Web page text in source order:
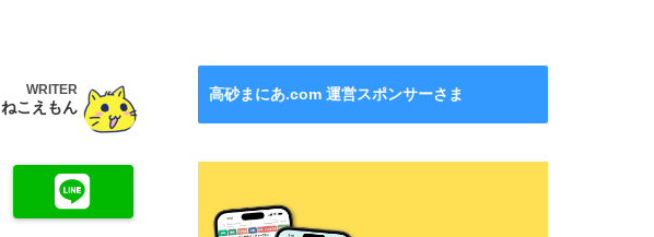
WRITER
ねこえもん
高砂まにあ.com 運営スポンサーさま